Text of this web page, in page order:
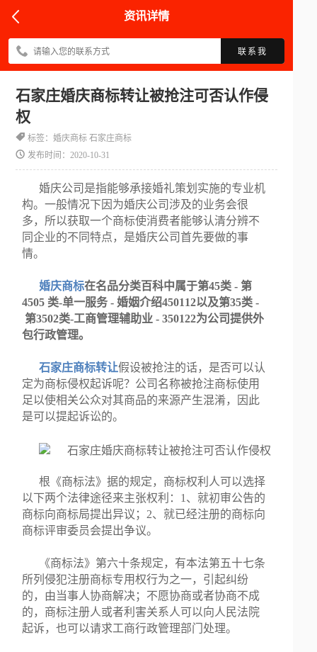
资讯详情
联系我
石家庄婚庆商标转让被抢注可否认作侵
权
标签：婚庆商标 石家庄商标
发布时间：2020-10-31
婚庆公司是指能够承接婚礼策划实施的专业机
构。一般情况下因为婚庆公司涉及的业务会很
多，所以获取一个商标使消费者能够认清分辨不
同企业的不同特点，是婚庆公司首先要做的事
情。
婚庆商标在名品分类百科中属于第45类 - 第
4505 类-单一服务 - 婚姻介绍450112以及第35类 -
第3502类-工商管理辅助业 - 350122为公司提供外
包行政管理。
石家庄商标转让假设被抢注的话，是否可以认
定为商标侵权起诉呢？公司名称被抢注商标使用
足以使相关公众对其商品的来源产生混淆，因此
是可以提起诉讼的。
根《商标法》据的规定，商标权利人可以选择
以下两个法律途径来主张权利：1、就初审公告的
商标向商标局提出异议；2、就已经注册的商标向
商标评审委员会提出争议。
《商标法》第六十条规定，有本法第五十七条
所列侵犯注册商标专用权行为之一，引起纠纷
的，由当事人协商解决；不愿协商或者协商不成
的，商标注册人或者利害关系人可以向人民法院
起诉，也可以请求工商行政管理部门处理。